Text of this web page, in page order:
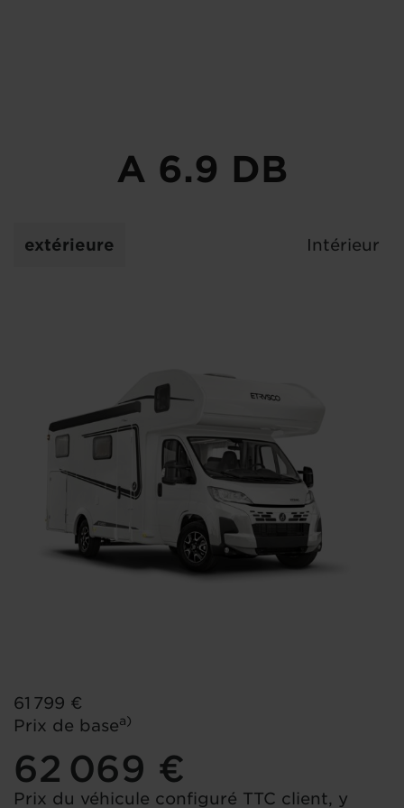
A 6.9 DB
extérieure Intérieur
61 799 €
Prix de basea)
62 069 €
Prix du véhicule configuré TTC client, y